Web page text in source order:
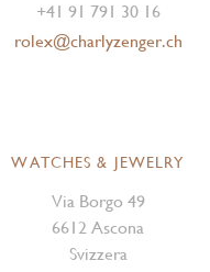
+41 91 791 30 16
rolex@charlyzenger.ch
WATCHES & JEWELRY
Via Borgo 49
6612 Ascona
Svizzera